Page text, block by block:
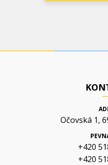
Očovská 1,
+420
+420